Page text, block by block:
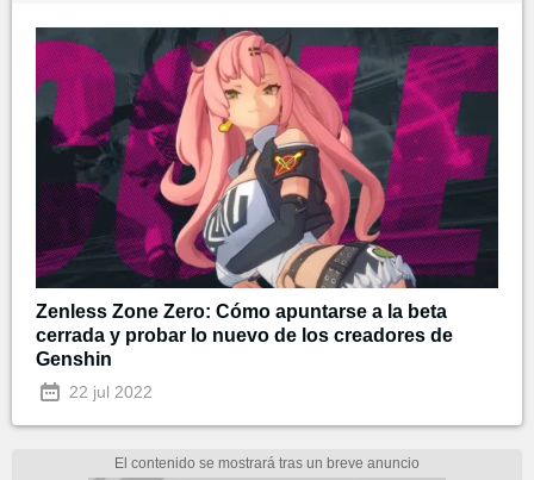
Zenless Zone Zero: Cómo apuntarse a la beta
cerrada y probar lo nuevo de los creadores de
Genshin
22 jul 2022